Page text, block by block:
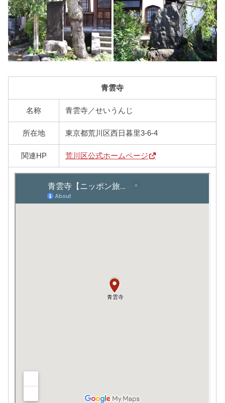
青雲寺
名称 青雲寺／せいうんじ
所在地 東京都荒川区西日暮里3-6-4
関連HP 荒川区公式ホームページ